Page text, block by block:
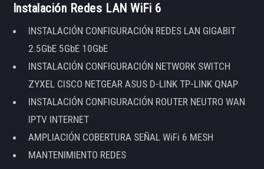
Instalación Redes LAN WiFi 6
INSTALACIÓN CONFIGURACIÓN REDES LAN GIGABIT
2.5GbE 5GbE 10GbE
INSTALACIÓN CONFIGURACIÓN NETWORK SWITCH
ZYXEL CISCO NETGEAR ASUS D-LINK TP-LINK QNAP
INSTALACIÓN CONFIGURACIÓN ROUTER NEUTRO WAN
IPTV INTERNET
AMPLIACIÓN COBERTURA SEÑAL WiFi 6 MESH
MANTENIMIENTO REDES